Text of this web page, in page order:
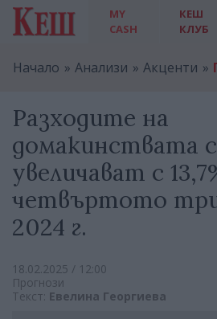
MY
CASH
КЕШ
КЛУБ
Начало Анализи Акценти
Разходите на
домакинствата
увеличават с
четвъртото
2024 г.
18.02.2025 / 12:00
Прогнози
Текст: Евелина Георгиева